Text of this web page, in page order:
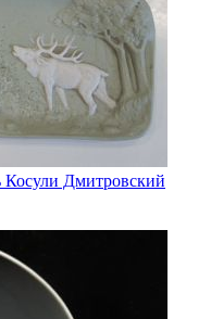
Косули Дмитровский